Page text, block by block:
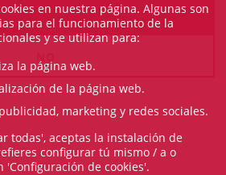
en nuestra página. Algunas son
para el funcionamiento de la
y se utilizan para:
la página web.
de la página web.
marketing y redes sociales.
todas', aceptas la instalación de
configurar tú mismo / a o
'Configuración de cookies'.